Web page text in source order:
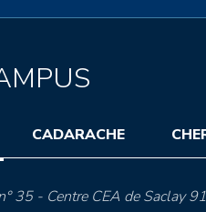
CADARACHE
35 - Centre CEA de Saclay